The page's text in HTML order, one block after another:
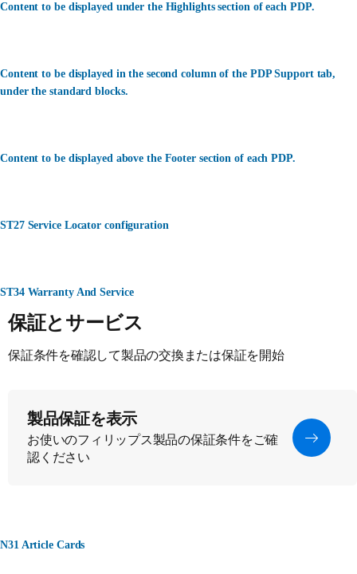
Content to be displayed under the Highlights section of each PDP.
Content to be displayed in the second column of the PDP Support tab,
under the standard blocks.
Content to be displayed above the Footer section of each PDP.
ST27 Service Locator configuration
ST34 Warranty And Service
保証とサービス
保証条件を確認して製品の交換または保証を開始
製品保証を表示
お使いのフィリップス製品の保証条件をご確
認ください
N31 Article Cards